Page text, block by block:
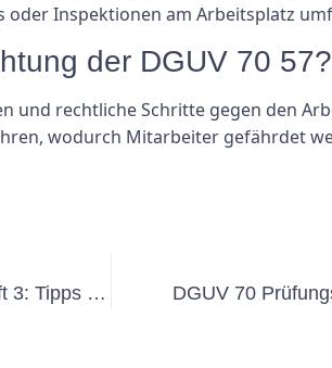
Inspektionen am Arbeitsplatz
der DGUV 70 57?
und rechtliche Schritte gegen den
wodurch Mitarbeiter gefährdet
Sicherstellung der Einhaltung der DGUV 3 Vorschrift 3: Tipps für Unternehmen DGUV 70